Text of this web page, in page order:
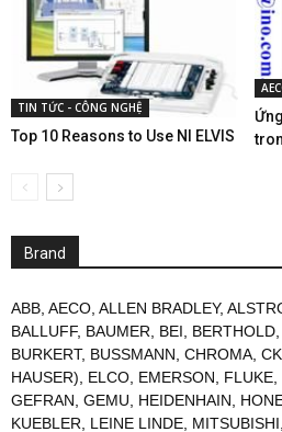
TIN TỨC - CÔNG NGHỆ
Top 10 Reasons to Use NI ELVIS
Brand
ABB, AECO, ALLEN BRADLEY,
BALLUFF, BAUMER, BEI, BERTHOLD,
BURKERT, BUSSMANN, CHROMA,
HAUSER), ELCO, EMERSON, FLUKE,
GEFRAN, GEMU, HEIDENHAIN,
KUEBLER, LEINE LINDE, MITSUBISHI,